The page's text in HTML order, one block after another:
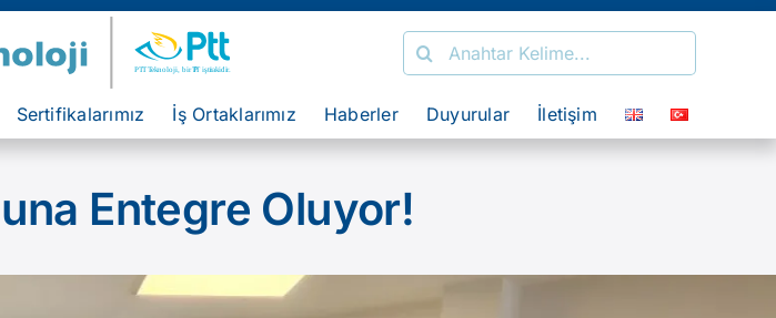
Search
for:
Sertifikalarımız İş Ortaklarımız Haberler Duyurular İletişim
Entegre Oluyor!